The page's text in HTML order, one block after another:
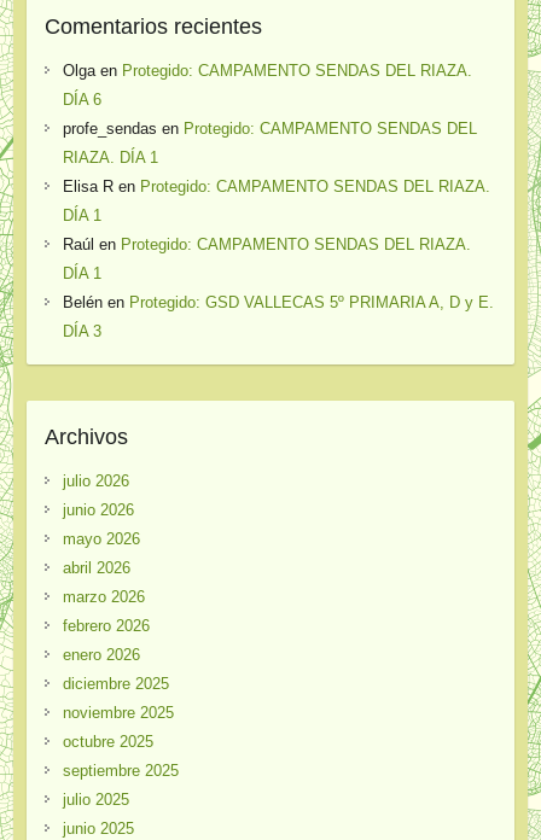
Comentarios recientes
Olgaen Protegido: CAMPAMENTO SENDAS DEL RIAZA.
DÍA 6
profe_sendas en Protegido: CAMPAMENTO SENDAS DEL
RIAZA. DÍA 1
Elisa Ren Protegido: CAMPAMENTO SENDAS DEL RIAZA.
DÍA 1
Raúl en Protegido: CAMPAMENTO SENDAS DEL RIAZA.
DÍA 1
Belénen Protegido: GSD VALLECAS 5º PRIMARIA A, D y E.
DÍA 3
Archivos
julio 2026
junio 2026
mayo 2026
abril 2026
marzo 2026
febrero 2026
enero 2026
diciembre 2025
noviembre 2025
octubre 2025
septiembre 2025
julio 2025
junio 2025